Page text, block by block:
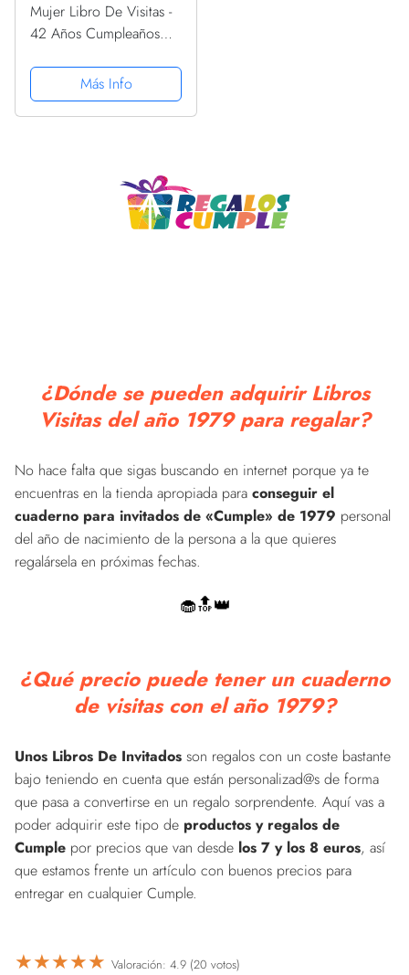
Mujer Libro De Visitas -
42 Años Cumpleaños
Camiseta Cuello V
Más Info
¿Dónde se pueden adquirir Libros
Visitas del año 1979 para regalar?
No hace falta que sigas buscando en internet porque ya te
encuentras en la tienda apropiada para conseguir el
cuaderno para invitados de «Cumple» de 1979 personal
del año de nacimiento de la persona a la que quieres
regalársela en próximas fechas.
🧁🔝👑
¿Qué precio puede tener un cuaderno
de visitas con el año 1979?
Unos Libros De Invitados son regalos con un coste bastante
bajo teniendo en cuenta que están personalizad@s de forma
que pasa a convertirse en un regalo sorprendente. Aquí vas a
poder adquirir este tipo de productos y regalos de
Cumple por precios que van desde los 7 y los 8 euros, así
que estamos frente un artículo con buenos precios para
entregar en cualquier Cumple.
★★★★★ Valoración: 4.9 (20 votos)